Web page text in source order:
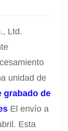
Ltd.
unidad de
grabado de
El envío a
Esta